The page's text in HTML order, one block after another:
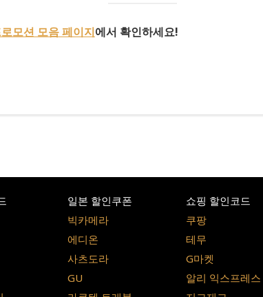
모션 모음 페이지에서 확인하세요!
일본 할인쿠폰
빅카메라
에디온
사츠도라
GU
쇼핑 할인코드
쿠팡
테무
G마켓
알리 익스프레스